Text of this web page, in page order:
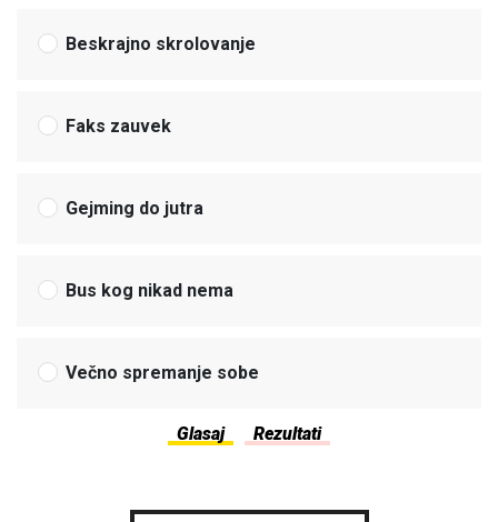
Beskrajno skrolovanje
Faks zauvek
Gejming do jutra
Bus kog nikad nema
Večno spremanje sobe